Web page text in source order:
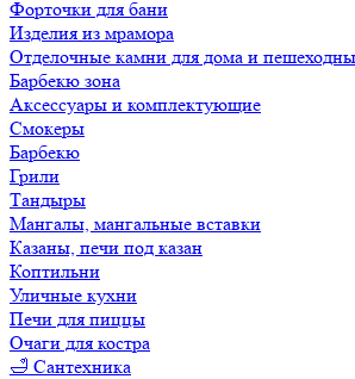
Форточки для бани
Изделия из мрамора
Отделочные камни для дома и
Барбекю зона
Аксессуары и комплектующие
Смокеры
Барбекю
Грили
Тандыры
Мангалы, мангальные вставки
Казаны, печи под казан
Коптильни
Уличные кухни
Печи для пиццы
Очаги для костра
🛁 Сантехника